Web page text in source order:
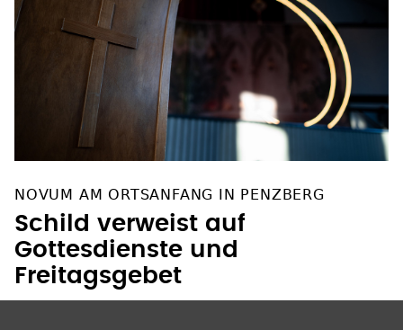
NOVUM AM ORTSANFANG IN PENZBERG
Schild verweist auf
Gottesdienste und
Freitagsgebet